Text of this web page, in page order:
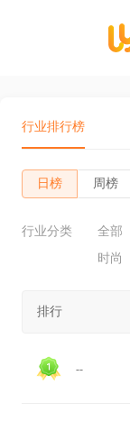
行业排行榜
日榜 周榜
行业分类 全部
时尚
排行
--